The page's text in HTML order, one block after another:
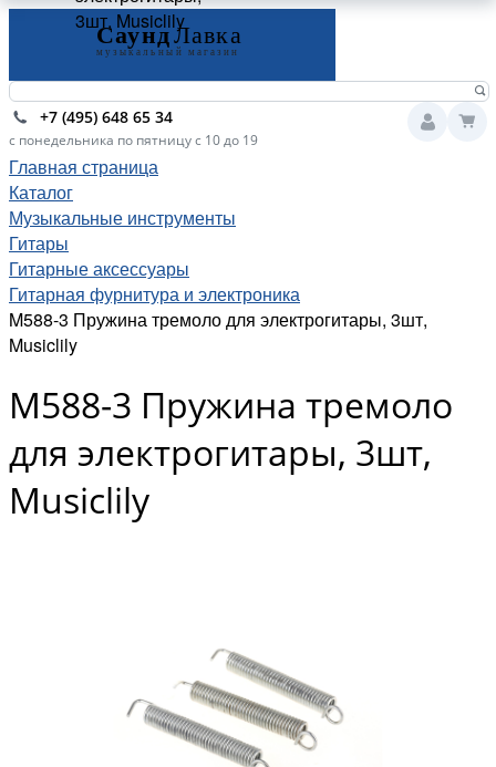
+7 (495) 648 65 34
с понедельника по пятницу с 10 до 19
Главная страница
Каталог
Музыкальные инструменты
Гитары
Гитарные аксессуары
Гитарная фурнитура и электроника
M588-3 Пружина тремоло для электрогитары, 3шт,
Musiclily
M588-3 Пружина тремоло
для электрогитары, 3шт,
Musiclily
3шт, Musiclily